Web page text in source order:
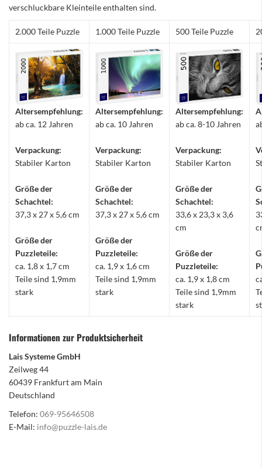
verschluckbare Kleinteile enthalten sind.
2.000 Teile Puzzle 1.000 Teile Puzzle 500 Teile Puzzle
Altersempfehlung:
ab ca. 12 Jahren
Verpackung:
Stabiler Karton
Größe der
Schachtel:
37,3 x 27 x 5,6 cm
Größe der
Puzzleteile:
ca. 1,8 x 1,7 cm
Teile sind 1,9mm
stark
Altersempfehlung:
ab ca. 10 Jahren
Verpackung:
Stabiler Karton
Größe der
Schachtel:
37,3 x 27 x 5,6 cm
Größe der
Puzzleteile:
ca. 1,9 x 1,6 cm
Teile sind 1,9mm
stark
Altersempfehlung:
ab ca. 8-10 Jahren
Verpackung:
Stabiler Karton
Größe der
Schachtel:
33,6 x 23,3 x 3,6
cm
Größe der
Puzzleteile:
ca. 1,9 x 1,8 cm
Teile sind 1,9mm
stark
Informationen zur Produktsicherheit
Lais Systeme GmbH
Zeilweg 44
60439 Frankfurt am Main
Deutschland
Telefon: 069-95646508
E-Mail: info@puzzle-lais.de